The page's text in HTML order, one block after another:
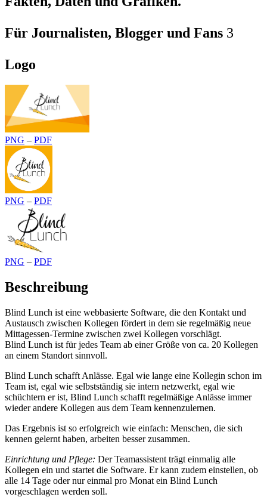
Für Journalisten, Blogger und Fans 3
Logo
PNG – PDF
PNG – PDF
PNG – PDF
Beschreibung
Blind Lunch ist eine webbasierte Software, die den Kontakt und
Austausch zwischen Kollegen fördert in dem sie regelmäßig neue
Mittagessen-Termine zwischen zwei Kollegen vorschlägt.
Blind Lunch ist für jedes Team ab einer Größe von ca. 20 Kollegen
an einem Standort sinnvoll.
Blind Lunch schafft Anlässe. Egal wie lange eine Kollegin schon im
Team ist, egal wie selbstständig sie intern netzwerkt, egal wie
schüchtern er ist, Blind Lunch schafft regelmäßige Anlässe immer
wieder andere Kollegen aus dem Team kennenzulernen.
Das Ergebnis ist so erfolgreich wie einfach: Menschen, die sich
kennen gelernt haben, arbeiten besser zusammen.
Einrichtung und Pflege: Der Teamassistent trägt einmalig alle
Kollegen ein und startet die Software. Er kann zudem einstellen, ob
alle 14 Tage oder nur einmal pro Monat ein Blind Lunch
vorgeschlagen werden soll.